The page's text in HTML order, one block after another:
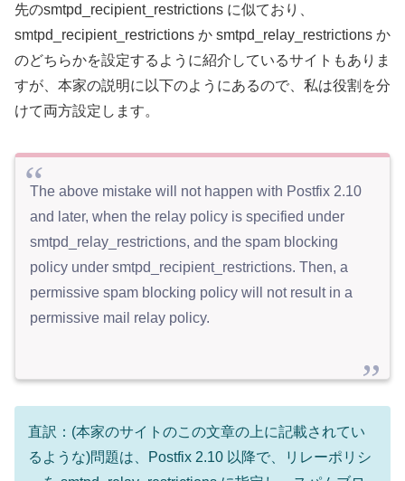
先のsmtpd_recipient_restrictions に似ており、
smtpd_recipient_restrictions か smtpd_relay_restrictions か
のどちらかを設定するように紹介しているサイトもありま
すが、本家の説明に以下のようにあるので、私は役割を分
けて両方設定します。
The above mistake will not happen with Postfix 2.10
and later, when the relay policy is specified under
smtpd_relay_restrictions, and the spam blocking
policy under smtpd_recipient_restrictions. Then, a
permissive spam blocking policy will not result in a
permissive mail relay policy.
直訳：(本家のサイトのこの文章の上に記載されてい
るような)問題は、Postfix 2.10 以降で、リレーポリシ